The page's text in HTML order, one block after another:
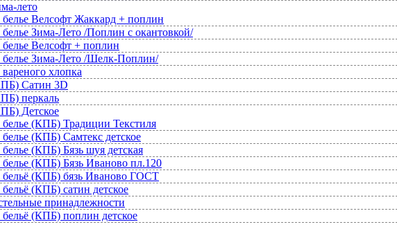
лето
белье Велсофт Жаккард + поплин
белье Зима-Лето /Поплин с окантовкой/
белье Велсофт + поплин
белье Зима-Лето /Шелк-Поплин/
хлопка
Сатин 3D
перкаль
Детское
белье (КПБ) Традиции Текстиля
(КПБ) Самтекс детское
(КПБ) Бязь шуя детская
белье (КПБ) Бязь Иваново пл.120
бельё (КПБ) бязь Иваново ГОСТ
(КПБ) сатин детское
принадлежности
бельё (КПБ) поплин детское